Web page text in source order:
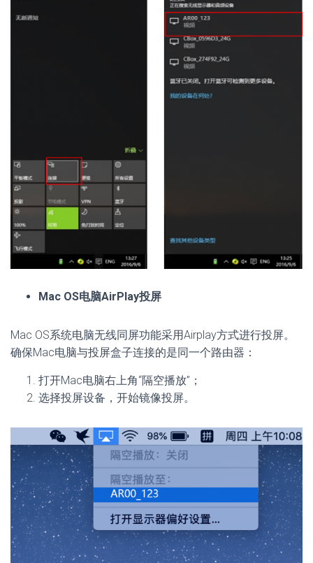
Mac OS电脑AirPlay投屏
Mac OS系统电脑无线同屏功能采用Airplay方式进行投屏。
确保Mac电脑与投屏盒子连接的是同一个路由器：
打开Mac电脑右上角“隔空播放”；
选择投屏设备，开始镜像投屏。